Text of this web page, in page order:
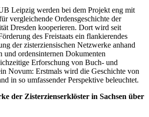
Leipzig werden bei dem Projekt eng mit
vergleichende Ordensgeschichte der
Dresden kooperieren. Dort wird seit
des Freistaats ein flankierendes
der zisterziensischen Netzwerke anhand
und ordensinternen Dokumenten
Erforschung von Buch- und
Novum: Erstmals wird die Geschichte von
in so umfassender Perspektive beleuchtet.
der Zisterzienserklöster in Sachsen über